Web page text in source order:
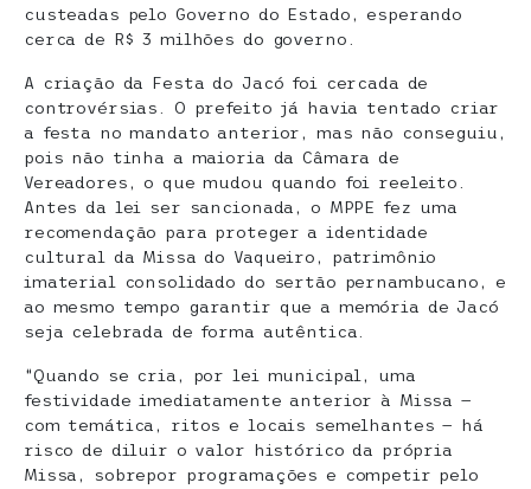
custeadas pelo Governo do Estado, esperando
cerca de R$ 3 milhões do governo.
A criação da Festa do Jacó foi cercada de
controvérsias. O prefeito já havia tentado criar
a festa no mandato anterior, mas não conseguiu,
pois não tinha a maioria da Câmara de
Vereadores, o que mudou quando foi reeleito.
Antes da lei ser sancionada, o MPPE fez uma
recomendação para proteger a identidade
cultural da Missa do Vaqueiro, patrimônio
imaterial consolidado do sertão pernambucano, e
ao mesmo tempo garantir que a memória de Jacó
seja celebrada de forma autêntica.
“Quando se cria, por lei municipal, uma
festividade imediatamente anterior à Missa —
com temática, ritos e locais semelhantes — há
risco de diluir o valor histórico da própria
Missa, sobrepor programações e competir pelo